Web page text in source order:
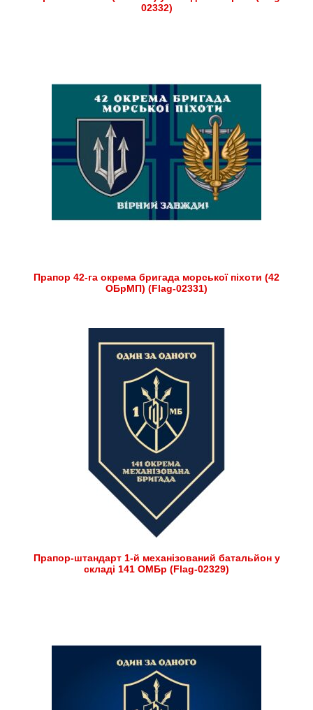
02332)
Прапор 42-га окрема бригада морської піхоти (42
ОБрМП) (Flag-02331)
Прапор-штандарт 1-й механізований батальйон у
складі 141 ОМБр (Flag-02329)